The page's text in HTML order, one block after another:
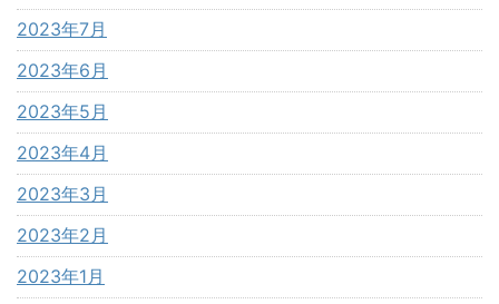
2023年7月
2023年6月
2023年5月
2023年4月
2023年3月
2023年2月
2023年1月